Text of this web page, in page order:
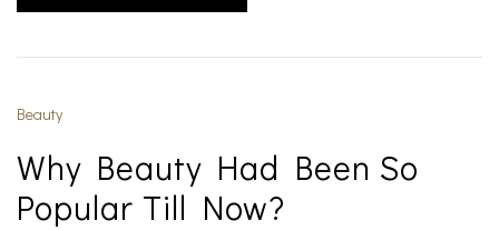
Beauty
Why Beauty Had Been So
Popular Till Now?